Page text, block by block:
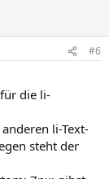
#6
die li-
li-Text-
steht der